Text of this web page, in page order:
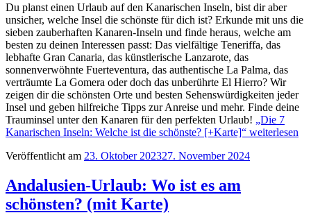
Du planst einen Urlaub auf den Kanarischen Inseln, bist dir aber
unsicher, welche Insel die schönste für dich ist? Erkunde mit uns die
sieben zauberhaften Kanaren-Inseln und finde heraus, welche am
besten zu deinen Interessen passt: Das vielfältige Teneriffa, das
lebhafte Gran Canaria, das künstlerische Lanzarote, das
sonnenverwöhnte Fuerteventura, das authentische La Palma, das
verträumte La Gomera oder doch das unberührte El Hierro? Wir
zeigen dir die schönsten Orte und besten Sehenswürdigkeiten jeder
Insel und geben hilfreiche Tipps zur Anreise und mehr. Finde deine
Trauminsel unter den Kanaren für den perfekten Urlaub! „Die 7
Kanarischen Inseln: Welche ist die schönste? [+Karte]“ weiterlesen
Veröffentlicht am 23. Oktober 202327. November 2024
Andalusien-Urlaub: Wo ist es am
schönsten? (mit Karte)